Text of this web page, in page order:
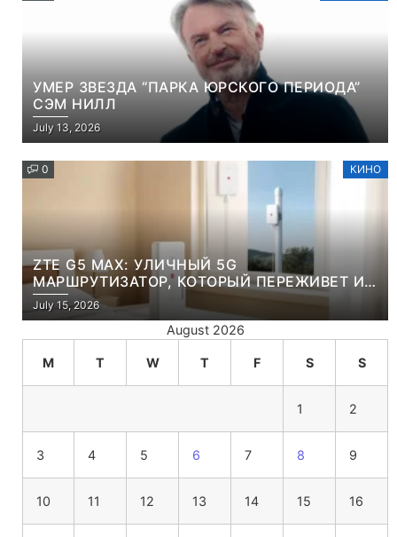
УМЕР ЗВЕЗДА “ПАРКА ЮРСКОГО ПЕРИОДА”
СЭМ НИЛЛ
July 13, 2026
0 КИНО
ZTE G5 MAX: УЛИЧНЫЙ 5G
МАРШРУТИЗАТОР, КОТОРЫЙ ПЕРЕЖИВЕТ И
ЛЮТУЮ ЗИМУ, И ЖАРКОЕ ЛЕТО
July 15, 2026
August 2026
M T W T F S S
1 2
3 4 5 6 7 8 9
10 11 12 13 14 15 16